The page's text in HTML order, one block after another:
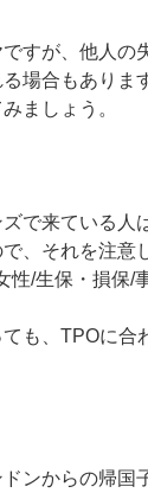
すが、他人の
場合もありま
ましょう。
ズで来ている人
、それを注意
性/生保・損保/
も、TPOに合
ドンからの帰国